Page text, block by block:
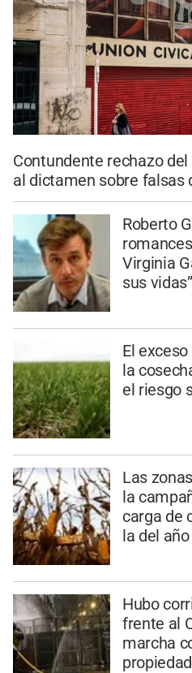
Contundente rechazo
al dictamen sobre falsas
Roberto
Virginia
sus vidas”
El
la
el riesgo
Las
la
carga de
la del
Hubo
frente al
marcha